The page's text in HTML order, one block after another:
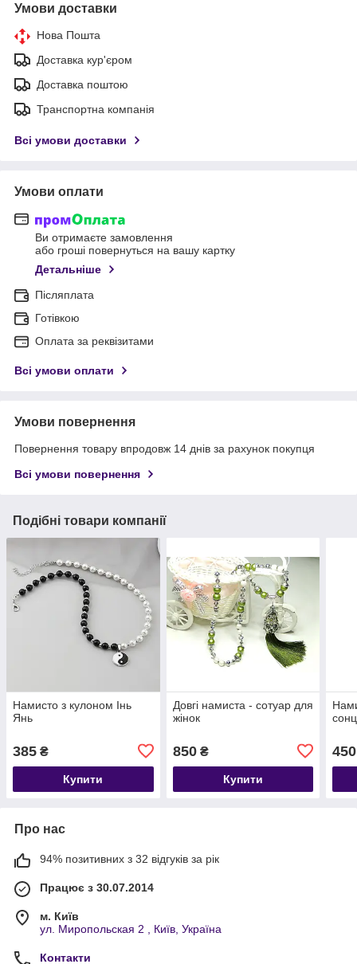
Умови доставки
Нова Пошта
Доставка кур'єром
Доставка поштою
Транспортна компанія
Всі умови доставки
Умови оплати
Ви отримаєте замовлення
або гроші повернуться на вашу картку
Детальніше
Післяплата
Готівкою
Оплата за реквізитами
Всі умови оплати
Умови повернення
Повернення товару впродовж 14 днів за рахунок покупця
Всі умови повернення
Подібні товари компанії
Намисто з кулоном Інь
Янь
385 ₴
Купити
Довгі намиста - сотуар для
жінок
850₴
Купити
450
Про нас
94% позитивних з 32 відгуків за рік
Працює з 30.07.2014
м. Київ
ул. Миропольская 2 , Київ, Україна
Контакти